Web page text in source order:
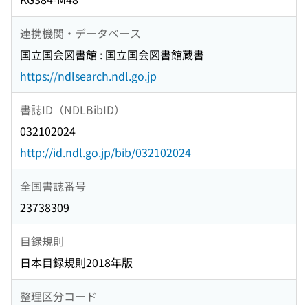
連携機関・データベース
国立国会図書館 : 国立国会図書館蔵書
https://ndlsearch.ndl.go.jp
書誌ID（NDLBibID）
032102024
http://id.ndl.go.jp/bib/032102024
全国書誌番号
23738309
目録規則
日本目録規則2018年版
整理区分コード